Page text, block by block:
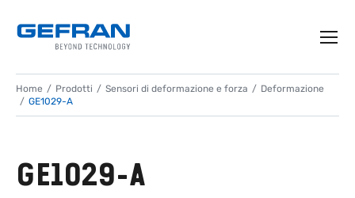
Home Prodotti Sensori di deformazione e forza
Deformazione
GE1029-A
GE1029-A